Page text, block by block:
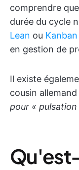
comprendre
durée du cycle
Lean ou Kanban
en gestion de
Il existe
cousin allemand
pour «